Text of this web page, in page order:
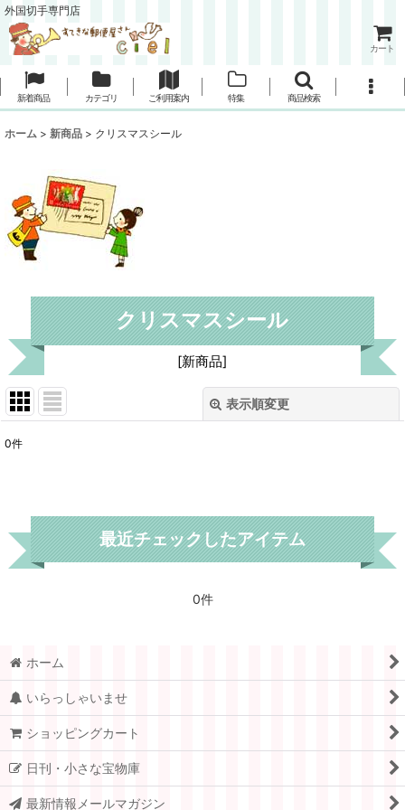
外国切手専門店
カート
新着商品 カテゴリ ご利用案内 特集 商品検索
ホーム > 新商品 > クリスマスシール
クリスマスシール
[新商品]
表示順変更
並び順
0件
最近チェックしたアイテム
0件
ホーム
いらっしゃいませ
ショッピングカート
日刊・小さな宝物庫
最新情報メールマガジン